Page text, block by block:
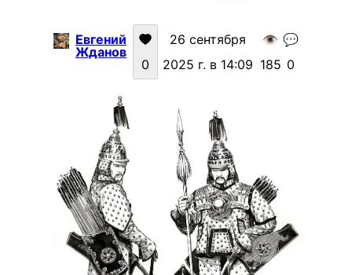
Евгений
Жданов
0
26 сентября
2025 г. в 14:09
👁️
185
💬
0